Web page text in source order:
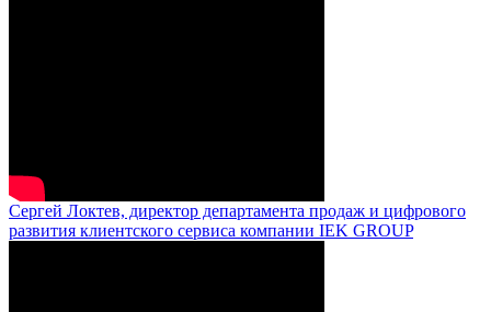
Сергей Локтев, директор департамента продаж и цифрового
развития клиентского сервиса компании IEK GROUP